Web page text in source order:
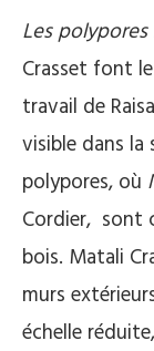
Les
Crasset font
travail de
visible dans
polypores, où
Cordier, sont
bois. Matali
murs
échelle